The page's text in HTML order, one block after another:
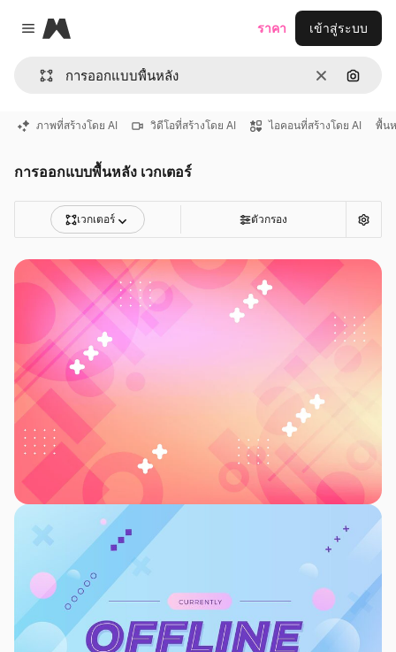
Close menu
Magnific
ชัดเจนค้นหา
ราคา เข้าสู่ระบบ
ภาพที่สร้างโดย AI วิดีโอที่สร้างโดย AI ไอคอนที่สร้างโดย AI พื้น
การออกแบบพื้นหลัง เวกเตอร์
เวกเตอร์ ตัวกรอง